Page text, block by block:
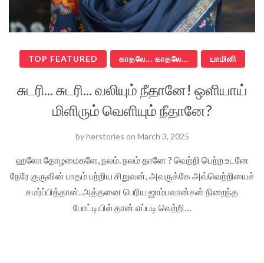
TOP FEATURED காதலே... காதலே... யாமினி
சுடரி... சுடரி... வலியும் நீதானே! ஒளியாய்
மிளிரும் வெளியும் நீதானே?
byherstories on March 3, 2025
ஹலோ தோழமைகளே, நலம். நலம் தானே ? வெற்றி பெற்ற உடனே
நேரே குருவின் பாதம் பற்றிய சிறுவன், அவருக்கே அவ்வெற்றியைச்
சமர்ப்பித்தான். அத்தனை பெரிய ஜாம்பவான்கள் நிறைந்த
போட்டியில் தான் எப்படி வெற்றி…